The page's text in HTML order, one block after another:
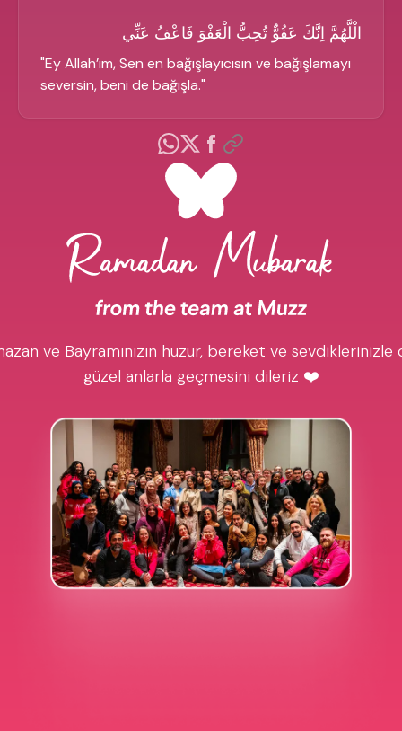
الْلَّهُمَّ اِنَّكَ عَفُوٌّ تُحِبُّ الْعَفْوَ فَاعْفُ عَنِّي
"Ey Allah’ım, Sen en bağışlayıcısın ve bağışlamayı
seversin, beni de bağışla."
ve Bayramınızın huzur, bereket ve sevdiklerinizle
güzel anlarla geçmesini dileriz ❤️